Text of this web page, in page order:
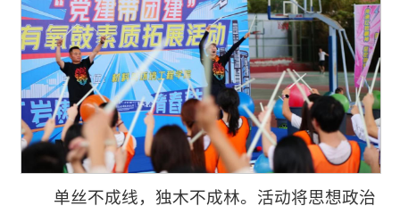
单丝不成线，独木不成林。活动将思想政治